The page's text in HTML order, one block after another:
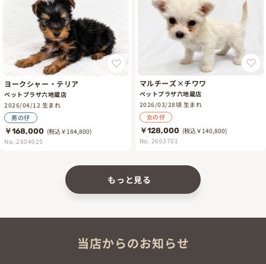
ヨークシャー・テリア
ペットプラザ六地蔵店
2026/04/12 生まれ
男の仔
￥168,000 (税込￥184,800)
No. 2604025
マルチーズ×チワワ
ペットプラザ六地蔵店
2026/03/28頃 生まれ
女の仔
￥128,000 (税込￥140,800)
No. 2603701
もっと見る
当店からのお知らせ